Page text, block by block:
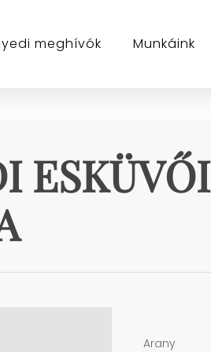
meghívók Munkáink
ESKÜVŐI
Arany